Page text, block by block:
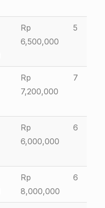
Rp
6,500,000
5
Rp
7,200,000
7
Rp
6,000,000
6
Rp
8,000,000
6